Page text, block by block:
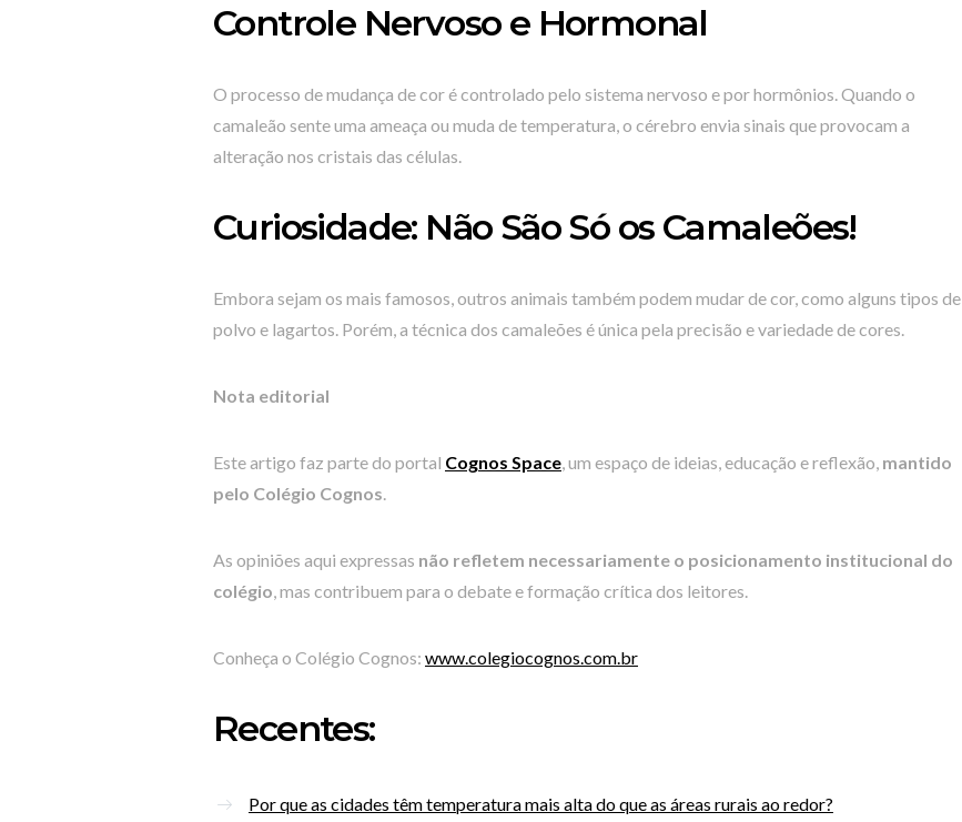
Controle Nervoso e Hormonal
O processo de mudança de cor é controlado pelo sistema nervoso e por hormônios. Quando o
camaleão sente uma ameaça ou muda de temperatura, o cérebro envia sinais que provocam a
alteração nos cristais das células.
Curiosidade: Não São Só os Camaleões!
Embora sejam os mais famosos, outros animais também podem mudar de cor, como alguns tipos de
polvo e lagartos. Porém, a técnica dos camaleões é única pela precisão e variedade de cores.
Nota editorial
Este artigo faz parte do portal Cognos Space, um espaço de ideias, educação e reflexão, mantido
pelo Colégio Cognos.
As opiniões aqui expressas não refletem necessariamente o posicionamento institucional do
colégio, mas contribuem para o debate e formação crítica dos leitores.
Conheça o Colégio Cognos: www.colegiocognos.com.br
Recentes:
Por que as cidades têm temperatura mais alta do que as áreas rurais ao redor?